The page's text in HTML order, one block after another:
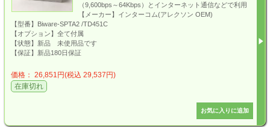
（9,600bps～64Kbps）とインターネット通信などで利用
【メーカー】インターコム(アレクソン OEM)
【型番】Biware-SPTA2 /TD451C
【オプション】全て付属
【状態】新品 未使用品です
【保証】新品180日保証
価格： 26,851円(税込 29,537円)
在庫切れ